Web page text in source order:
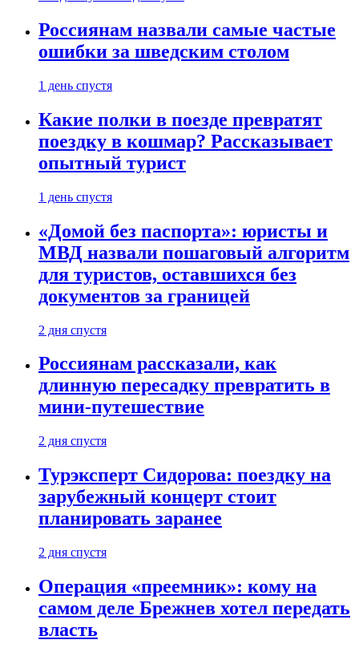
Россиянам назвали самые частые
ошибки за шведским столом
1 день спустя
Какие полки в поезде превратят
поездку в кошмар? Рассказывает
опытный турист
1 день спустя
«Домой без паспорта»: юристы и
МВД назвали пошаговый алгоритм
для туристов, оставшихся без
документов за границей
2 дня спустя
Россиянам рассказали, как
длинную пересадку превратить в
мини-путешествие
2 дня спустя
Турэксперт Сидорова: поездку на
зарубежный концерт стоит
планировать заранее
2 дня спустя
Операция «преемник»: кому на
самом деле Брежнев хотел передать
власть